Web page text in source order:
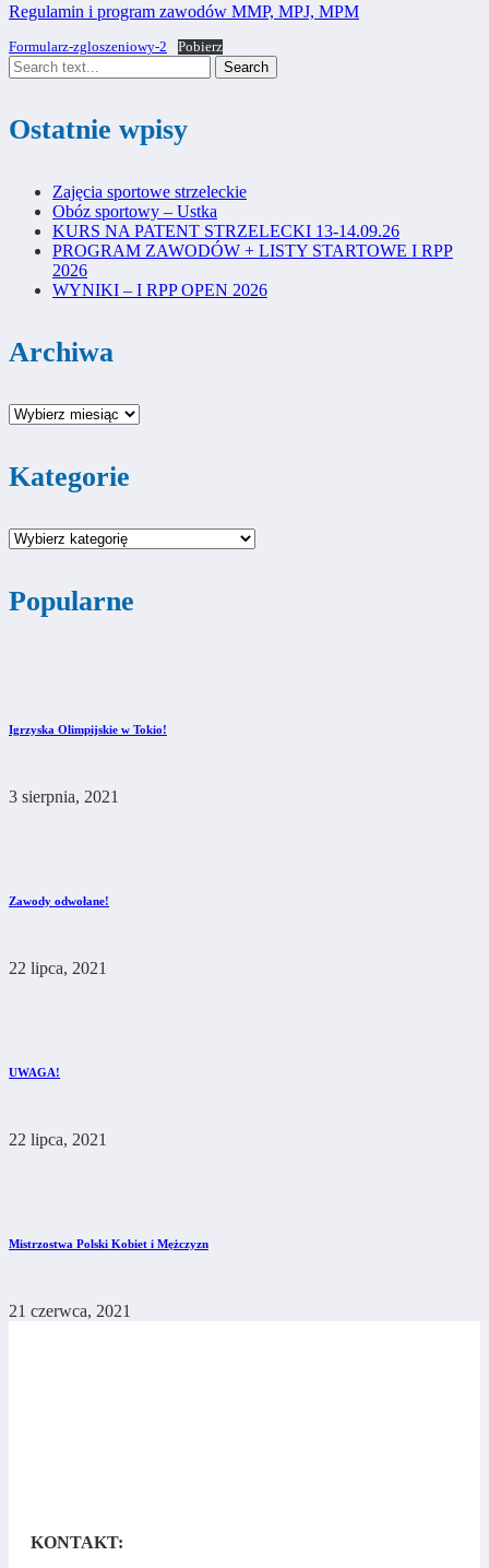
Regulamin i program zawodów MMP, MPJ, MPM
Formularz-zgloszeniowy-2 Pobierz
Search
Ostatnie wpisy
Zajęcia sportowe strzeleckie
Obóz sportowy – Ustka
KURS NA PATENT STRZELECKI 13-14.09.26
PROGRAM ZAWODÓW + LISTY STARTOWE I RPP
2026
WYNIKI – I RPP OPEN 2026
Archiwa
Archiwa
Kategorie
Kategorie
Popularne
Igrzyska Olimpijskie w Tokio!
3 sierpnia, 2021
Zawody odwołane!
22 lipca, 2021
UWAGA!
22 lipca, 2021
Mistrzostwa Polski Kobiet i Mężczyzn
21 czerwca, 2021
KONTAKT: